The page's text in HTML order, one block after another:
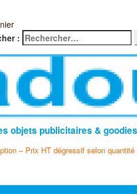
:
objets publicitaires &
– Prix HT dégressif selon